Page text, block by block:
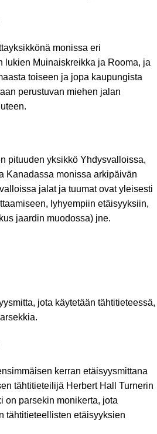
monissa eri
lukien Muinaiskreikka ja Rooma, ja
toiseen ja jopa kaupungista
perustuvan miehen jalan
pituuden yksikkö Yhdysvalloissa,
Kanadassa monissa arkipäivän
jalat ja tuumat ovat yleisesti
lyhyempiin etäisyyksiin,
jaardin muodossa) jne.
jota käytetään tähtitieteessä,
kerran etäisyysmittana
tähtitieteilijä Herbert Hall Turnerin
on parsekin monikerta, jota
tähtitieteellisten etäisyyksien